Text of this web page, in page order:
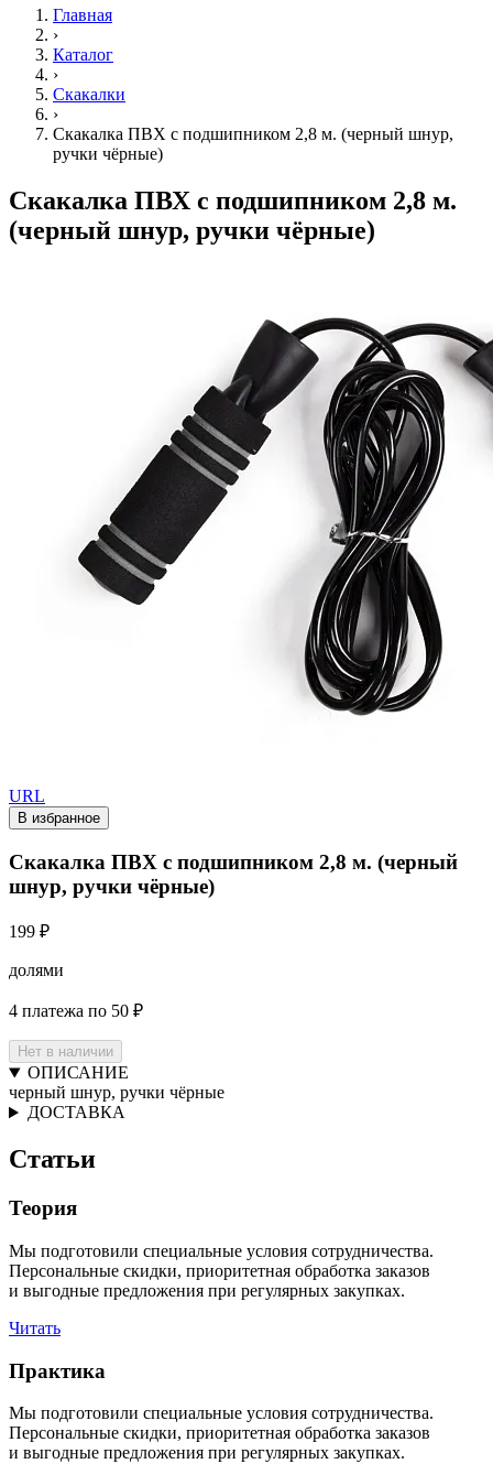
Главная
›
Каталог
›
Скакалки
›
Скакалка ПВХ с подшипником 2,8 м. (черный шнур,
ручки чёрные)
Скакалка ПВХ с подшипником 2,8 м.
(черный шнур, ручки чёрные)
URL
В избранное
Скакалка ПВХ с подшипником 2,8 м. (черный
шнур, ручки чёрные)
199 ₽
долями
4 платежа по 50 ₽
Нет в наличии
ОПИСАНИЕ
черный шнур, ручки чёрные
ДОСТАВКА
Статьи
Теория
Мы подготовили специальные условия сотрудничества.
Персональные скидки, приоритетная обработка заказов
и выгодные предложения при регулярных закупках.
Читать
Практика
Мы подготовили специальные условия сотрудничества.
Персональные скидки, приоритетная обработка заказов
и выгодные предложения при регулярных закупках.